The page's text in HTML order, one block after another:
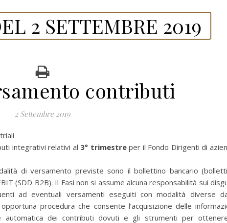
2 SETTEMBRE 2019
contributi
2 Settembre 2019
integrativi relativi al 3° trimestreper il Fondo Dirigenti di
di versamento previste sono il bollettino bancario
(SDD B2B). Il Fasi non si assume alcuna responsabilità sui
ad eventuali versamenti eseguiti con modalità diverse
procedura che consente l’acquisizione delle
automatica dei contributi dovuti e gli strumenti per